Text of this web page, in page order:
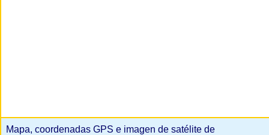
Mapa, coordenadas GPS e imagen de satélite de